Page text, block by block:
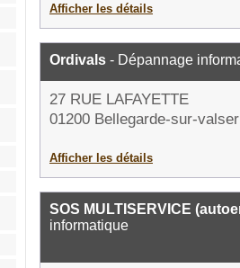
Afficher les détails
Ordivals - Dépannage
27 RUE LAFAYETTE
01200 Bellegarde-sur-
Afficher les détails
SOS MULTISERVICE
informatique